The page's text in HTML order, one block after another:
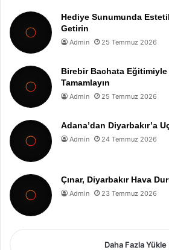
Hediye Sunumunda
Getirin
Admin 25 Temmuz 2026
Birebir Bachata
Tamamlayın
Admin 25 Temmuz 2026
Adana’dan Diyarbakır’a
Admin 24 Temmuz 2026
Çınar, Diyarbakır Hava
Admin 23 Temmuz 2026
Daha Fazla Yükle